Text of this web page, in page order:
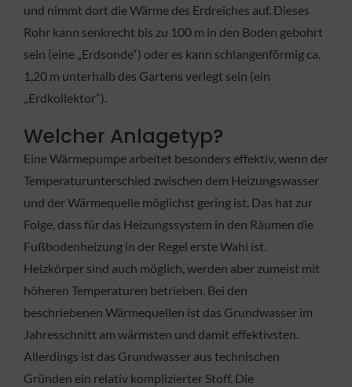
und nimmt dort die Wärme des Erdreiches auf. Dieses
Rohr kann senkrecht bis zu 100 m in den Boden gebohrt
sein (eine „Erdsonde“) oder es kann schlangenförmig ca.
1,20 m unterhalb des Gartens verlegt sein (ein
„Erdkollektor“).
Welcher Anlagetyp?
Eine Wärmepumpe arbeitet besonders effektiv, wenn der
Temperaturunterschied zwischen dem Heizungswasser
und der Wärmequelle möglichst gering ist. Das hat zur
Folge, dass für das Heizungssystem in den Räumen die
Fußbodenheizung in der Regel erste Wahl ist.
Heizkörper sind auch möglich, werden aber zumeist mit
höheren Temperaturen betrieben. Bei den
beschriebenen Wärmequellen ist das Grundwasser im
Jahresschnitt am wärmsten und damit effektivsten.
Allerdings ist das Grundwasser aus technischen
Gründen ein relativ komplizierter Stoff. Die